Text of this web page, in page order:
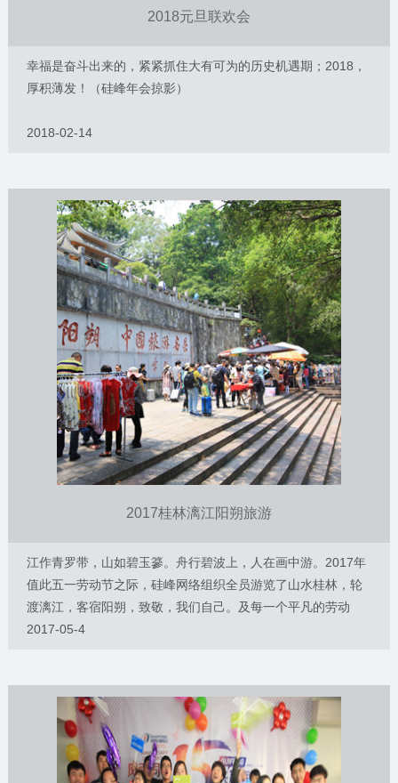
2018元旦联欢会
幸福是奋斗出来的，紧紧抓住大有可为的历史机遇期；2018，
厚积薄发！（硅峰年会掠影）
2018-02-14
2017桂林漓江阳朔旅游
江作青罗带，山如碧玉篸。舟行碧波上，人在画中游。2017年
值此五一劳动节之际，硅峰网络组织全员游览了山水桂林，轮
渡漓江，客宿阳朔，致敬，我们自己。及每一个平凡的劳动
者！一群热爱生活的人，一起工作。并有诗和远方！
2017-05-4